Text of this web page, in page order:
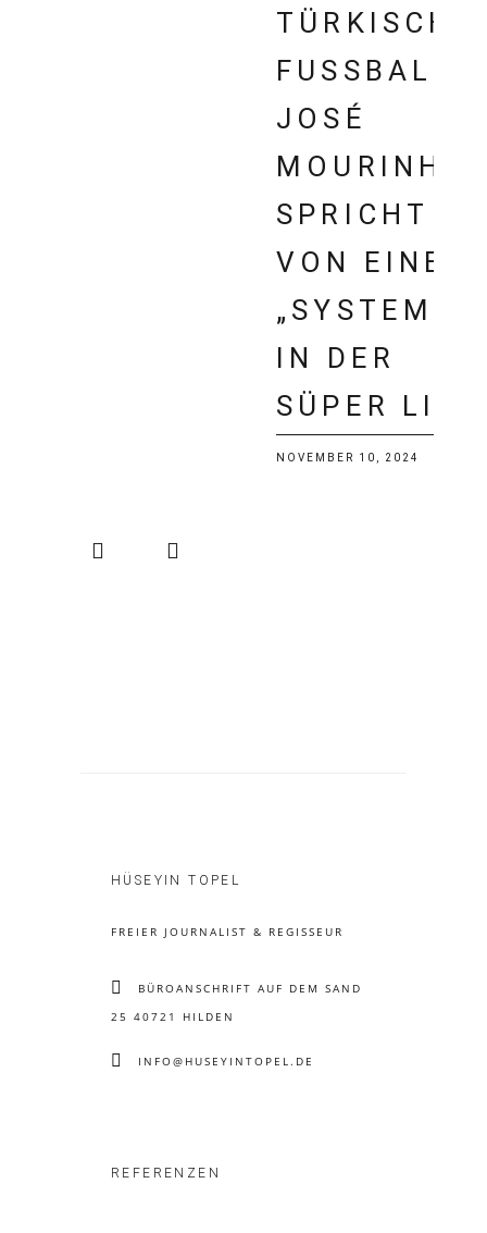
FUSSBALL: J
OSÉ M
OURINHO S
PRICHT V
ON EINEM „
SYSTEM“ I
N DER S
ÜPER LIG
NOVEMBER 10, 2024
HÜSEYIN TOPEL
FREIER JOURNALIST & REGISSEUR
BÜROANSCHRIFT AUF DEM SAND
25 40721 HILDEN
INFO@HUSEYINTOPEL.DE
REFERENZEN